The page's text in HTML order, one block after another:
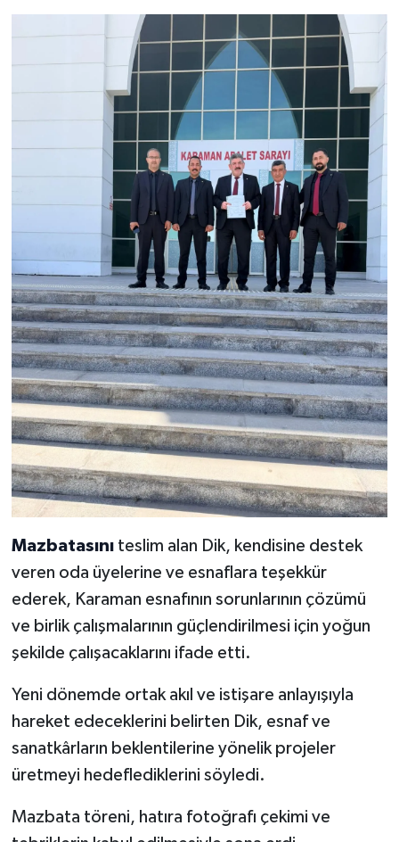
Mazbatasınıteslim alan Dik, kendisine destek
veren oda üyelerine ve esnaflara teşekkür
ederek, Karaman esnafının sorunlarının çözümü
ve birlik çalışmalarının güçlendirilmesi için yoğun
şekilde çalışacaklarını ifade etti.
Yeni dönemde ortak akıl ve istişare anlayışıyla
hareket edeceklerini belirten Dik, esnaf ve
sanatkârların beklentilerine yönelik projeler
üretmeyi hedeflediklerini söyledi.
Mazbata töreni, hatıra fotoğrafı çekimi ve